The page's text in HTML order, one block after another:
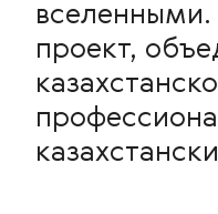
вселенными.
проект,